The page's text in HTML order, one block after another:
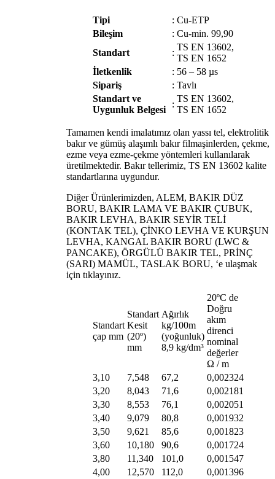
Tipi : Cu-ETP
Bileşim
: Cu-min. 99,90
Standart
:
TS EN 13602,
TS EN 1652
İletkenlik
: 56 – 58 µs
Sipariş
: Tavlı
Standart ve
Uygunluk Belgesi
:
TS EN 13602,
TS EN 1652
Tamamen kendi imalatımız olan yassı tel, elektrolitik
bakır ve gümüş alaşımlı bakır filmaşinlerden, çekme,
ezme veya ezme-çekme yöntemleri kullanılarak
üretilmektedir. Bakır tellerimiz, TS EN 13602 kalite
standartlarına uygundur.
Diğer Ürünlerimizden, ALEM, BAKIR DÜZ
BORU, BAKIR LAMA VE BAKIR ÇUBUK,
BAKIR LEVHA, BAKIR SEYİR TELİ
(KONTAK TEL), ÇİNKO LEVHA VE KURŞUN
LEVHA, KANGAL BAKIR BORU (LWC &
PANCAKE), ÖRGÜLÜ BAKIR TEL, PRİNÇ
(SARI) MAMÜL, TASLAK BORU, ‘e ulaşmak
için tıklayınız.
Standart
çap mm
Standart
Kesit
(20º)
mm
Ağırlık
kg/100m
(yoğunluk)
8,9 kg/dm³
20ºC de
Doğru
akım
direnci
nominal
değerler
Ω / m
3,10
7,548 67,2
0,002324
3,20
8,043 71,6
0,002181
3,30
8,553 76,1
0,002051
3,40
9,079 80,8
0,001932
3,50
9,621 85,6
0,001823
3,60
10,180 90,6
0,001724
3,80
11,340 101,0
0,001547
4,00
12,570 112,0
0,001396